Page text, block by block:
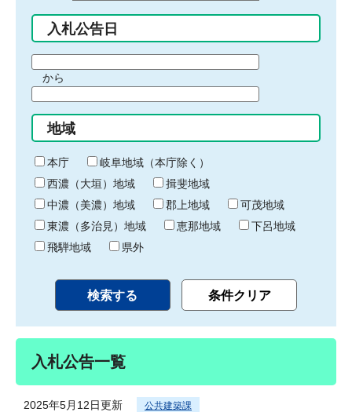
入札公告日
間
始
り
から
間
終
わ
り
地域
本庁
岐阜地域（本庁除く）
西濃（大垣）地域
揖斐地域
中濃（美濃）地域
郡上地域
可茂地域
東濃（多治見）地域
恵那地域
下呂地域
飛騨地域
県外
入札公告一覧
2025年5月12日更新 公共建築課